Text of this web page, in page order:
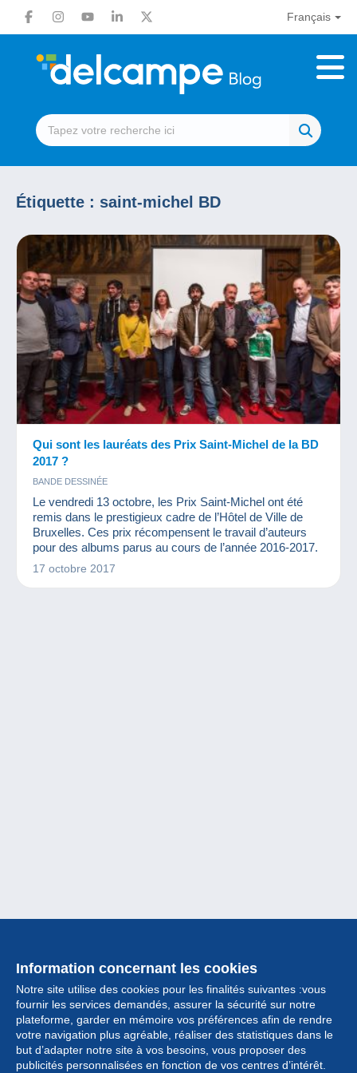
Français
Étiquette : saint-michel BD
Qui sont les lauréats des Prix Saint-Michel de la BD
2017 ?
BANDE DESSINÉE
Le vendredi 13 octobre, les Prix Saint-Michel ont été
remis dans le prestigieux cadre de l’Hôtel de Ville de
Bruxelles. Ces prix récompensent le travail d’auteurs
pour des albums parus au cours de l’année 2016-2017.
17 octobre 2017
Information concernant les cookies
Notre site utilise des cookies pour les finalités suivantes :vous
fournir les services demandés, assurer la sécurité sur notre
plateforme, garder en mémoire vos préférences afin de rendre
votre navigation plus agréable, réaliser des statistiques dans le
but d’adapter notre site à vos besoins, vous proposer des
publicités personnalisées en fonction de vos centres d’intérêt.
Collection